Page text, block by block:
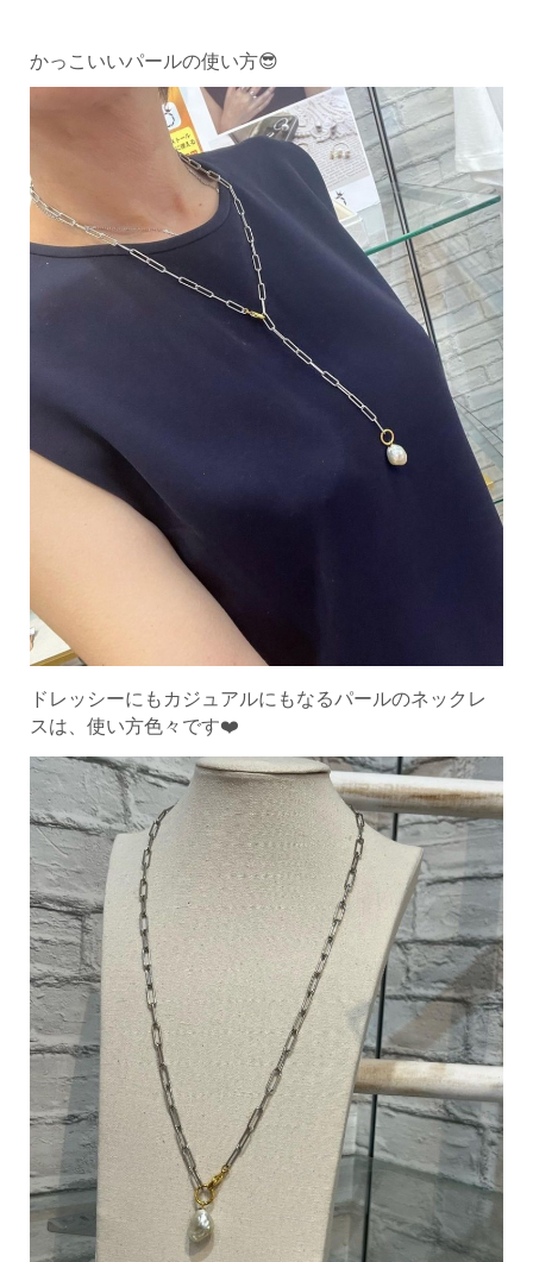
かっこいいパールの使い方😎
ドレッシーにもカジュアルにもなるパールのネックレ
スは、使い方色々です❤️